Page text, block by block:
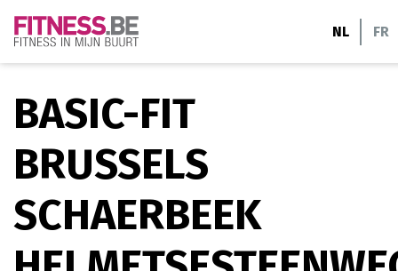
NL FR
BASIC-FIT
BRUSSELS
SCHAERBEEK